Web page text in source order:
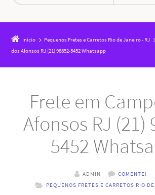
Início Pequenos Fretes e Carretos Rio de Janeiro - RJ
dos Afonsos RJ (21) 98852-5452 Whatsapp
Frete em
Afonsos RJ (21)
5452
ADMIN
COMENTE!
PEQUENOS FRETES E CARRETOS RIO